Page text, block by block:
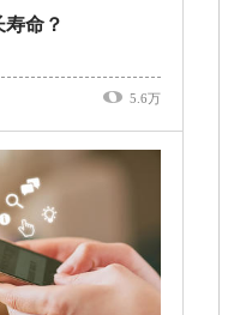
命？
5.6万